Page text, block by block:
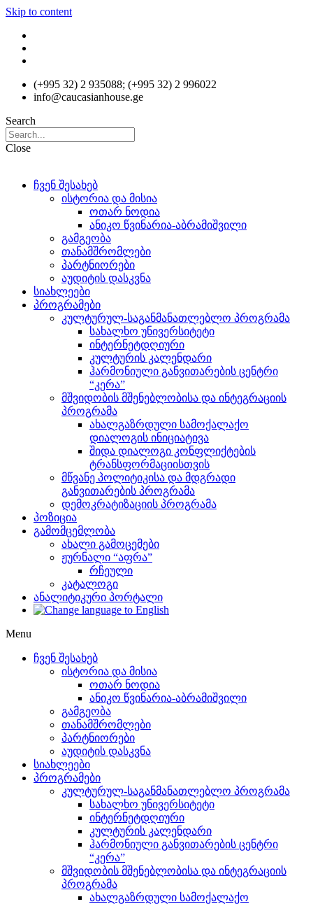
Skip to content
(+995 32) 2 935088; (+995 32) 2 996022
info@caucasianhouse.ge
Search
Close
ჩვენ შესახებ
ისტორია და მისია
ოთარ ნოდია
ანიკო წვინარია-აბრამიშვილი
გამგეობა
თანამშრომლები
პარტნიორები
აუდიტის დასკვნა
სიახლეები
პროგრამები
კულტურულ-საგანმანათლებლო პროგრამა
სახალხო უნივერსიტეტი
ინტერნეტდღიური
კულტურის კალენდარი
ჰარმონიული განვითარების ცენტრი
“კერა”
მშვიდობის მშენებლობისა და ინტეგრაციის
პროგრამა
ახალგაზრდული სამოქალაქო
დიალოგის ინიციატივა
შიდა დიალოგი კონფლიქტების
ტრანსფორმაციისთვის
მწვანე პოლიტიკისა და მდგრადი
განვითარების პროგრამა
დემოკრატიზაციის პროგრამა
პოზიცია
გამომცემლობა
ახალი გამოცემები
ჟურნალი “აფრა”
რჩეული
კატალოგი
ანალიტიკური პორტალი
Menu
ჩვენ შესახებ
ისტორია და მისია
ოთარ ნოდია
ანიკო წვინარია-აბრამიშვილი
გამგეობა
თანამშრომლები
პარტნიორები
აუდიტის დასკვნა
სიახლეები
პროგრამები
კულტურულ-საგანმანათლებლო პროგრამა
სახალხო უნივერსიტეტი
ინტერნეტდღიური
კულტურის კალენდარი
ჰარმონიული განვითარების ცენტრი
“კერა”
მშვიდობის მშენებლობისა და ინტეგრაციის
პროგრამა
ახალგაზრდული სამოქალაქო